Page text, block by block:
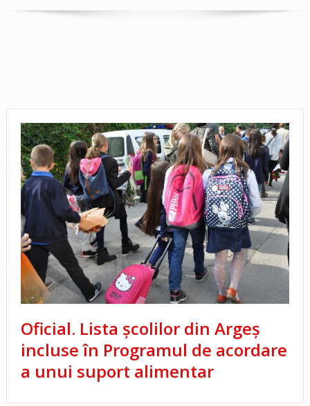
Oficial. Lista școlilor din Argeș
incluse în Programul de acordare
a unui suport alimentar